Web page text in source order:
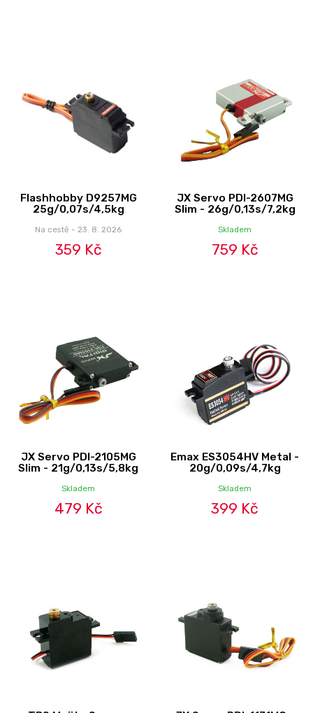
Flashhobby D9257MG
25g/0,07s/4,5kg
Na cestě - 23. 8. 2026
359 Kč
JX Servo PDI-2607MG
Slim - 26g/0,13s/7,2kg
Skladem
759 Kč
JX Servo PDI-2105MG
Slim - 21g/0,13s/5,8kg
Skladem
479 Kč
Emax ES3054HV Metal -
20g/0,09s/4,7kg
Skladem
399 Kč